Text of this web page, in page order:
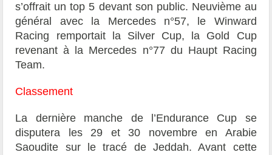
s’offrait un top 5 devant son public. Neuvième au
général avec la Mercedes n°57, le Winward
Racing remportait la Silver Cup, la Gold Cup
revenant à la Mercedes n°77 du Haupt Racing
Team.
Classement
La dernière manche de l’Endurance Cup se
disputera les 29 et 30 novembre en Arabie
Saoudite sur le tracé de Jeddah. Avant cette